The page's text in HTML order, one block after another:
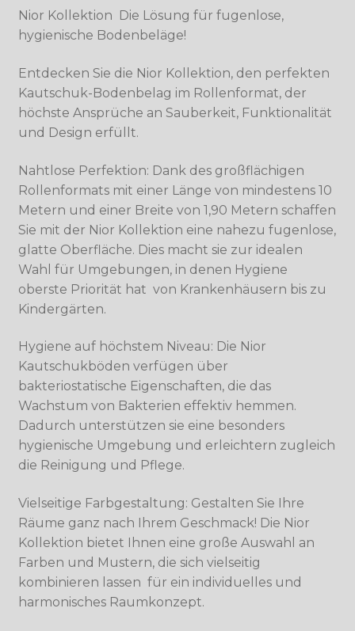
Nior Kollektion  Die Lösung für fugenlose,
hygienische Bodenbeläge!
Entdecken Sie die Nior Kollektion, den perfekten
Kautschuk-Bodenbelag im Rollenformat, der
höchste Ansprüche an Sauberkeit, Funktionalität
und Design erfüllt.
Nahtlose Perfektion: Dank des großflächigen
Rollenformats mit einer Länge von mindestens 10
Metern und einer Breite von 1,90 Metern schaffen
Sie mit der Nior Kollektion eine nahezu fugenlose,
glatte Oberfläche. Dies macht sie zur idealen
Wahl für Umgebungen, in denen Hygiene
oberste Priorität hat  von Krankenhäusern bis zu
Kindergärten.
Hygiene auf höchstem Niveau: Die Nior
Kautschukböden verfügen über
bakteriostatische Eigenschaften, die das
Wachstum von Bakterien effektiv hemmen.
Dadurch unterstützen sie eine besonders
hygienische Umgebung und erleichtern zugleich
die Reinigung und Pflege.
Vielseitige Farbgestaltung: Gestalten Sie Ihre
Räume ganz nach Ihrem Geschmack! Die Nior
Kollektion bietet Ihnen eine große Auswahl an
Farben und Mustern, die sich vielseitig
kombinieren lassen  für ein individuelles und
harmonisches Raumkonzept.